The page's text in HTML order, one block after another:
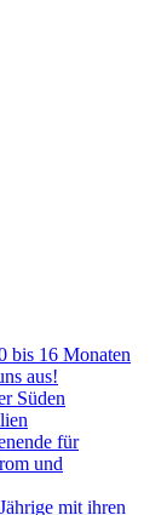
bis 16 Monaten
aus!
Süden
für
und
mit ihren